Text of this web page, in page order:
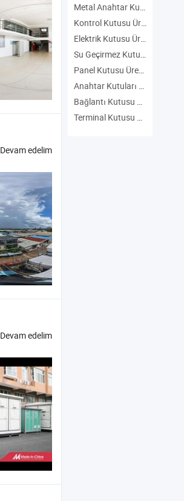
Devam edelim
Devam edelim
Metal Anahtar Kutusu Üreticiler
Kontrol Kutusu Üreticiler
Elektrik Kutusu Üreticiler
Su Geçirmez Kutu Üreticiler
Panel Kutusu Üreticiler
Anahtar Kutuları Üreticiler
Bağlantı Kutusu Üreticiler
Terminal Kutusu Üreticiler